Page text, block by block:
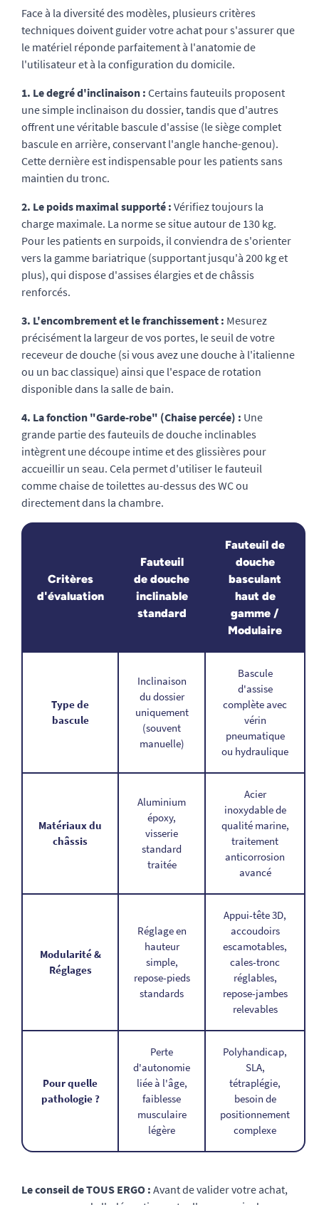
Face à la diversité des modèles, plusieurs critères
techniques doivent guider votre achat pour s'assurer que
le matériel réponde parfaitement à l'anatomie de
l'utilisateur et à la configuration du domicile.
1. Le degré d'inclinaison : Certains fauteuils proposent
une simple inclinaison du dossier, tandis que d'autres
offrent une véritable bascule d'assise (le siège complet
bascule en arrière, conservant l'angle hanche-genou).
Cette dernière est indispensable pour les patients sans
maintien du tronc.
2. Le poids maximal supporté : Vérifiez toujours la
charge maximale. La norme se situe autour de 130 kg.
Pour les patients en surpoids, il conviendra de s'orienter
vers la gamme bariatrique (supportant jusqu'à 200 kg et
plus), qui dispose d'assises élargies et de châssis
renforcés.
3. L'encombrement et le franchissement : Mesurez
précisément la largeur de vos portes, le seuil de votre
receveur de douche (si vous avez une douche à l'italienne
ou un bac classique) ainsi que l'espace de rotation
disponible dans la salle de bain.
4. La fonction "Garde-robe" (Chaise percée) : Une
grande partie des fauteuils de douche inclinables
intègrent une découpe intime et des glissières pour
accueillir un seau. Cela permet d'utiliser le fauteuil
comme chaise de toilettes au-dessus des WC ou
directement dans la chambre.
Critères
d'évaluation
Fauteuil
de douche
inclinable
standard
Fauteuil de
douche
basculant
haut de
gamme /
Modulaire
Type de
bascule
Inclinaison
du dossier
uniquement
(souvent
manuelle)
Bascule
d'assise
complète avec
vérin
pneumatique
ou hydraulique
Matériaux du
châssis
Aluminium
époxy,
visserie
standard
traitée
Acier
inoxydable de
qualité marine,
traitement
anticorrosion
avancé
Modularité &
Réglages
Réglage en
hauteur
simple,
repose-pieds
standards
Appui-tête 3D,
accoudoirs
escamotables,
cales-tronc
réglables,
repose-jambes
relevables
Pour quelle
pathologie ?
Perte
d'autonomie
liée à l'âge,
faiblesse
musculaire
légère
Polyhandicap,
SLA,
tétraplégie,
besoin de
positionnement
complexe
Le conseil de TOUS ERGO : Avant de valider votre achat,